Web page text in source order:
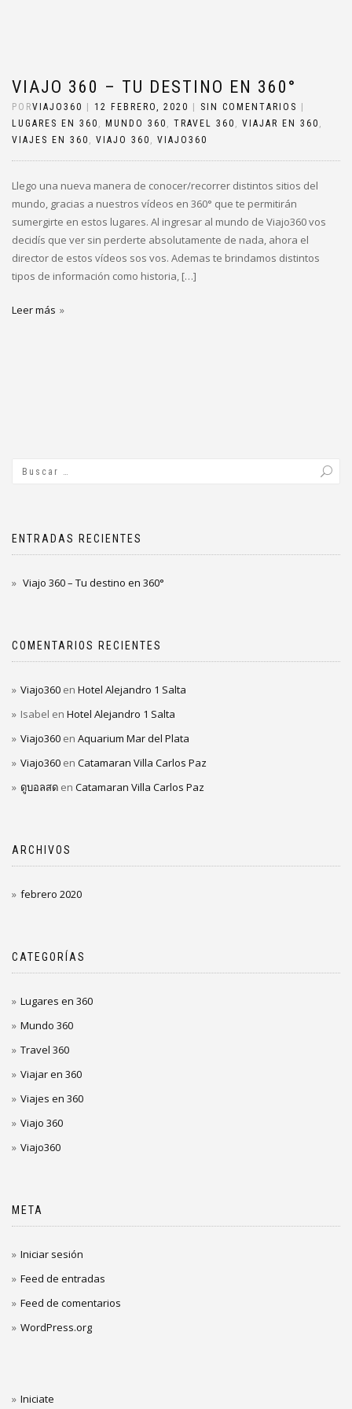
VIAJO 360 – TU DESTINO EN 360°
PORVIAJO360 12 FEBRERO, 2020 SIN COMENTARIOS
LUGARES EN 360 , MUNDO 360 , TRAVEL 360 , VIAJAR EN 360 ,
VIAJES EN 360 , VIAJO 360 , VIAJO360
Llego una nueva manera de conocer/recorrer distintos sitios del
mundo, gracias a nuestros vídeos en 360° que te permitirán
sumergirte en estos lugares. Al ingresar al mundo de Viajo360 vos
decidís que ver sin perderte absolutamente de nada, ahora el
director de estos vídeos sos vos. Ademas te brindamos distintos
tipos de información como historia, […]
Leer más
ENTRADAS RECIENTES
Viajo 360 – Tu destino en 360°
COMENTARIOS RECIENTES
Viajo360 en Hotel Alejandro 1 Salta
Isabel en Hotel Alejandro 1 Salta
Viajo360 en Aquarium Mar del Plata
Viajo360 en Catamaran Villa Carlos Paz
ดูบอลสด en Catamaran Villa Carlos Paz
ARCHIVOS
febrero 2020
CATEGORÍAS
Lugares en 360
Mundo 360
Travel 360
Viajar en 360
Viajes en 360
Viajo 360
Viajo360
META
Iniciar sesión
Feed de entradas
Feed de comentarios
WordPress.org
Iniciate